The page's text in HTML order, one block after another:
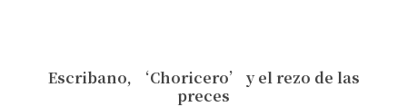
Escribano, ‘Choricero’ y el rezo de las
preces